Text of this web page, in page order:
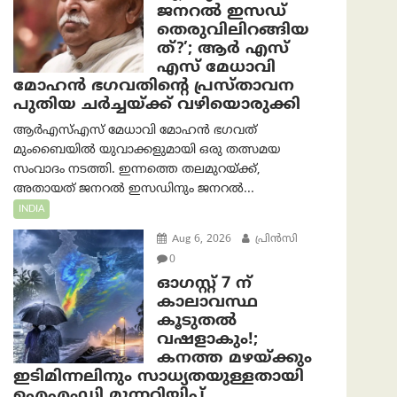
ജനറൽ ഇസഡ്
തെരുവിലിറങ്ങിയ
ത്?’; ആര്‍ എസ്
എസ് മേധാവി
മോഹൻ ഭഗവതിന്റെ പ്രസ്താവന
പുതിയ ചര്‍ച്ചയ്ക്ക് വഴിയൊരുക്കി
ആർ‌എസ്‌എസ് മേധാവി മോഹൻ ഭഗവത്
മുംബൈയിൽ യുവാക്കളുമായി ഒരു തത്സമയ
സംവാദം നടത്തി. ഇന്നത്തെ തലമുറയ്ക്ക്,
അതായത് ജനറൽ ഇസഡിനും ജനറൽ...
INDIA
Aug 6, 2026
പ്രിന്‍സി
0
ഓഗസ്റ്റ് 7 ന്
കാലാവസ്ഥ
കൂടുതൽ
വഷളാകും!;
കനത്ത മഴയ്ക്കും
ഇടിമിന്നലിനും സാധ്യതയുള്ളതായി